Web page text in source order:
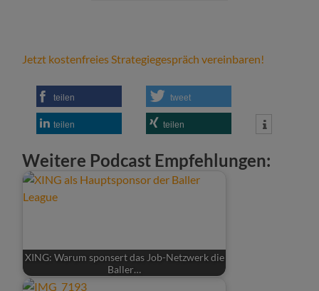
Jetzt kostenfreies Strategiegespräch vereinbaren!
teilen tweet
teilen teilen
Weitere Podcast Empfehlungen:
XING: Warum sponsert das Job-Netzwerk die
Baller…